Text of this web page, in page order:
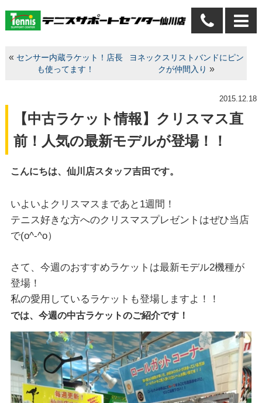
« センサー内蔵ラケット！店長
も使ってます！
ヨネックスリストバンドにピン
クが仲間入り »
2015.12.18
【中古ラケット情報】クリスマス直
前！人気の最新モデルが登場！！
こんにちは、仙川店スタッフ吉田です。
いよいよクリスマスまであと1週間！
テニス好きな方へのクリスマスプレゼントはぜひ当店
で(o^-^o）
さて、今週のおすすめラケットは最新モデル2機種が
登場！
私の愛用しているラケットも登場しますよ！！
では、 今週の中古ラケットのご紹介です！